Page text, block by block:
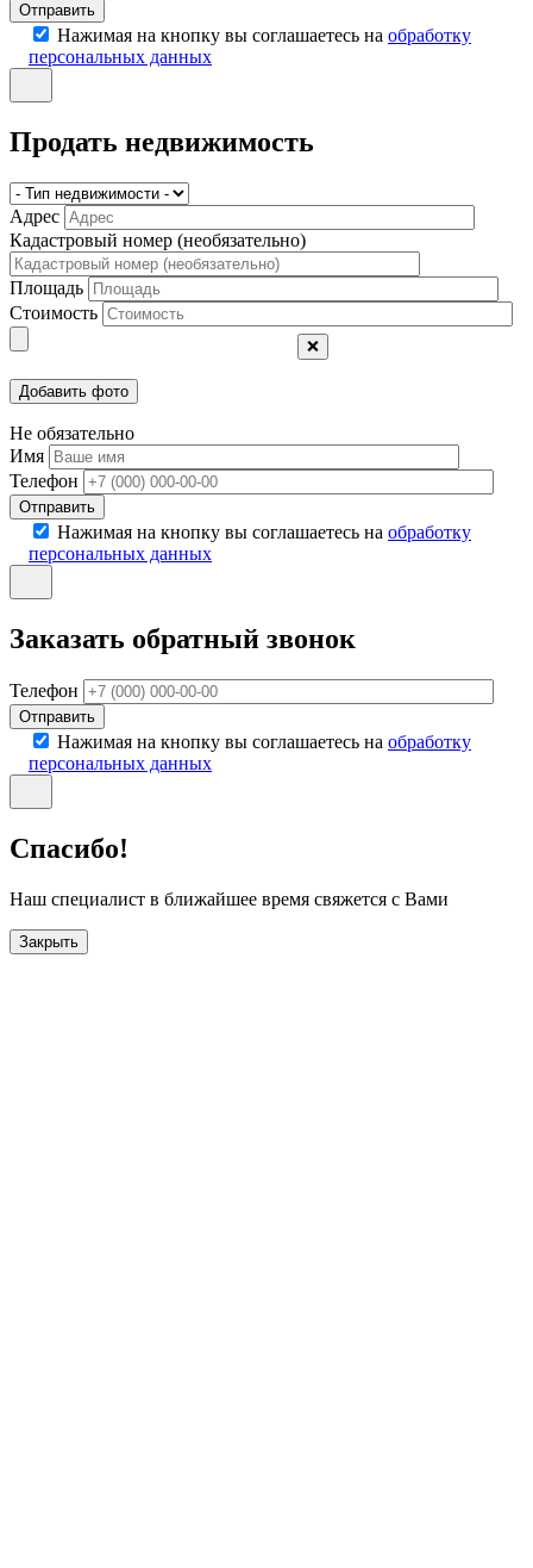
Отправить
Нажимая на кнопку вы соглашаетесь на обработку
персональных данных
Продать недвижимость
Адрес
Кадастровый номер (необязательно)
Площадь
Стоимость
❌
Не обязательно
Имя
Телефон
Отправить
Нажимая на кнопку вы соглашаетесь на обработку
персональных данных
Заказать обратный звонок
Телефон
Отправить
Нажимая на кнопку вы соглашаетесь на обработку
персональных данных
Спасибо!
Наш специалист в ближайшее время свяжется с Вами
Закрыть